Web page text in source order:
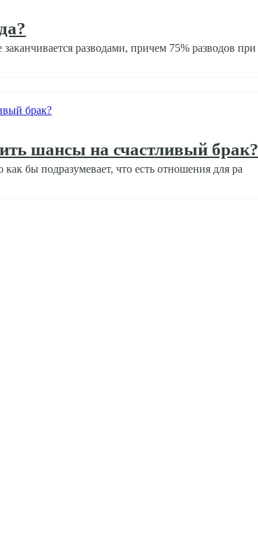
разводами, причем 75% разводов при
шансы на счастливый брак?
бы подразумевает, что есть отношения для ра